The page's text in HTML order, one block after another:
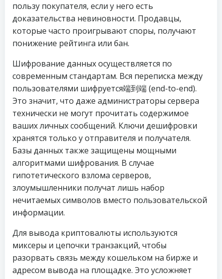
пользу покупателя, если у него есть
доказательства невиновности. Продавцы,
которые часто проигрывают споры, получают
понижение рейтинга или бан.
Шифрование данных осуществляется по
современным стандартам. Вся переписка между
пользователями шифруется端到端 (end-to-end).
Это значит, что даже администраторы сервера
технически не могут прочитать содержимое
ваших личных сообщений. Ключи дешифровки
хранятся только у отправителя и получателя.
Базы данных также защищены мощными
алгоритмами шифрования. В случае
гипотетического взлома серверов,
злоумышленники получат лишь набор
нечитаемых символов вместо пользовательской
информации.
Для вывода криптовалюты используются
миксеры и цепочки транзакций, чтобы
разорвать связь между кошельком на бирже и
адресом вывода на площадке. Это усложняет